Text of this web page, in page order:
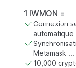
1 IWMON =
Connexion
automatique
Metamask ...
10,000